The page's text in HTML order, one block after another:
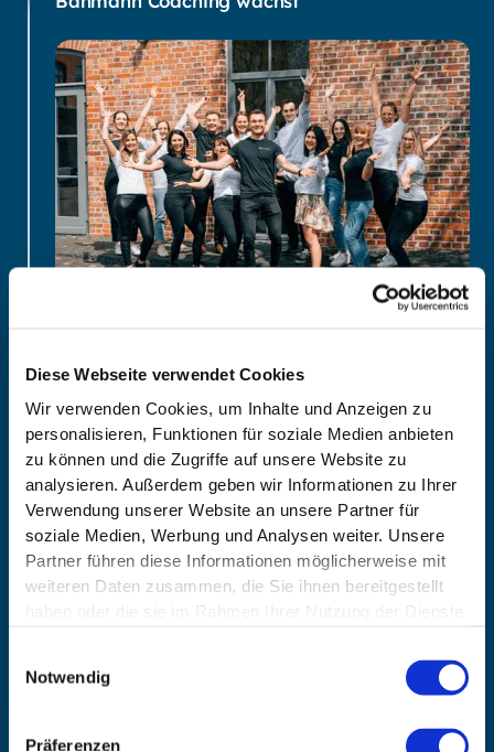
Diese Webseite verwendet Cookies
Wir verwenden Cookies, um Inhalte und Anzeigen zu
personalisieren, Funktionen für soziale Medien anbieten
zu können und die Zugriffe auf unsere Website zu
analysieren. Außerdem geben wir Informationen zu Ihrer
Verwendung unserer Website an unsere Partner für
soziale Medien, Werbung und Analysen weiter. Unsere
Partner führen diese Informationen möglicherweise mit
weiteren Daten zusammen, die Sie ihnen bereitgestellt
Notwendig
Präferenzen
Angetrieben vom starken Wachstum
professionalisiert Jan das Coachingkonzept von
Bahmann Coaching immer weiter. Das honoriert
kurz vor Weihnachten nicht nur derTÜV mit seiner
Coaching entscheiden, sprechen eine klare Sprache.
2021 ein 25 Personen starkes Team. Mit einer
Kombination aus Empathie, eigener Abnehm-
Erfahrung und fundiertem Wissen begleiten Jan
und sein Team immer mehr Kunden zu ihrem
Wohlfühlgewicht.